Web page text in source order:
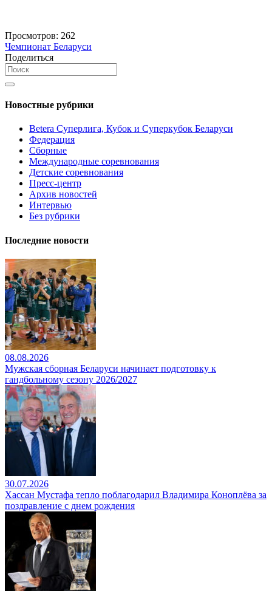
Просмотров: 262
Чемпионат Беларуси
Поделиться
Новостные рубрики
Betera Суперлига, Кубок и Суперкубок Беларуси
Федерация
Сборные
Международные соревнования
Детские соревнования
Пресс-центр
Архив новостей
Интервью
Без рубрики
Последние новости
08.08.2026
Мужская сборная Беларуси начинает подготовку к
гандбольному сезону 2026/2027
30.07.2026
Хассан Мустафа тепло поблагодарил Владимира Коноплёва за
поздравление с днем рождения